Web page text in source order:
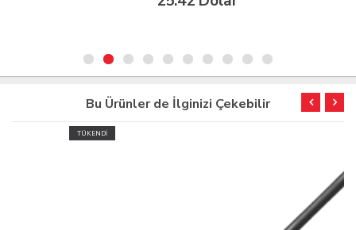
Bu Ürünler de İlginizi Çekebilir